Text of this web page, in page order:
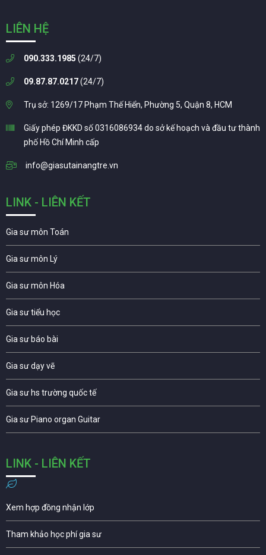
LIÊN HỆ
090.333.1985 (24/7)
09.87.87.0217(24/7)
Trụ sở: 1269/17 Phạm Thế Hiển, Phường 5, Quận 8, HCM
Giấy phép ĐKKD số 0316086934 do sở kế hoạch và đầu tư thành
phố Hồ Chí Minh cấp
info@giasutainangtre.vn
LINK - LIÊN KẾT
Gia sư môn Toán
Gia sư môn Lý
Gia sư môn Hóa
Gia sư tiểu học
Gia sư báo bài
Gia sư dạy vẽ
Gia sư hs trường quốc tế
Gia sư Piano organ Guitar
LINK - LIÊN KẾT
Xem hợp đồng nhận lớp
Tham khảo học phí gia sư